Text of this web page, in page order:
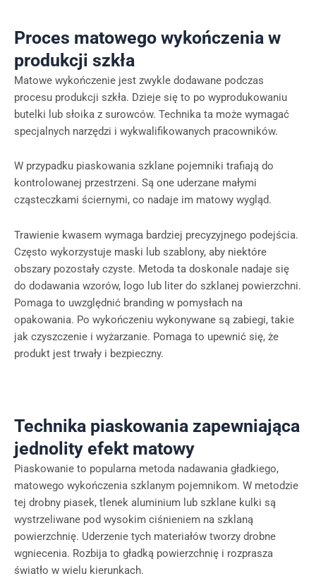
Proces matowego wykończenia w
produkcji szkła
Matowe wykończenie jest zwykle dodawane podczas
procesu produkcji szkła. Dzieje się to po wyprodukowaniu
butelki lub słoika z surowców. Technika ta może wymagać
specjalnych narzędzi i wykwalifikowanych pracowników.
W przypadku piaskowania szklane pojemniki trafiają do
kontrolowanej przestrzeni. Są one uderzane małymi
cząsteczkami ściernymi, co nadaje im matowy wygląd.
Trawienie kwasem wymaga bardziej precyzyjnego podejścia.
Często wykorzystuje maski lub szablony, aby niektóre
obszary pozostały czyste. Metoda ta doskonale nadaje się
do dodawania wzorów, logo lub liter do szklanej powierzchni.
Pomaga to uwzględnić branding w pomysłach na
opakowania. Po wykończeniu wykonywane są zabiegi, takie
jak czyszczenie i wyżarzanie. Pomaga to upewnić się, że
produkt jest trwały i bezpieczny.
Technika piaskowania zapewniająca
jednolity efekt matowy
Piaskowanie to popularna metoda nadawania gładkiego,
matowego wykończenia szklanym pojemnikom. W metodzie
tej drobny piasek, tlenek aluminium lub szklane kulki są
wystrzeliwane pod wysokim ciśnieniem na szklaną
powierzchnię. Uderzenie tych materiałów tworzy drobne
wgniecenia. Rozbija to gładką powierzchnię i rozprasza
światło w wielu kierunkach.